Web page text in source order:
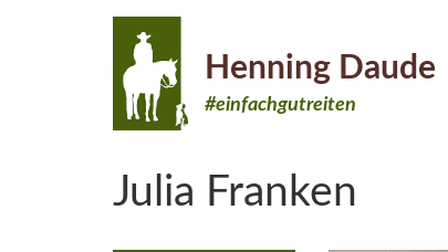
Henning Daude
#einfachgutreiten
Julia Franken